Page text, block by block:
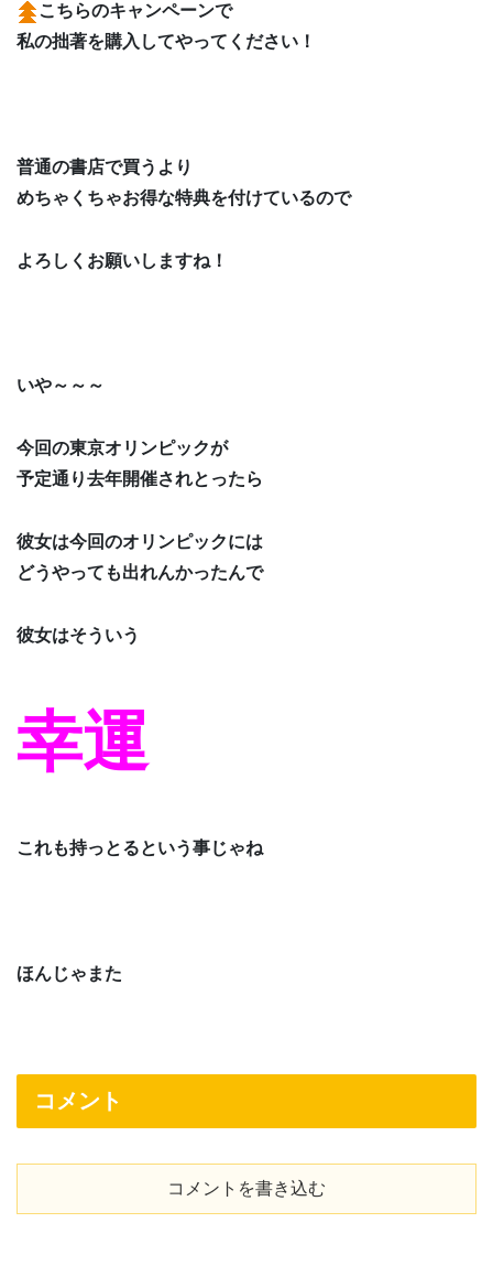
こちらのキャンペーンで
私の拙著を購入してやってください！
普通の書店で買うより
めちゃくちゃお得な特典を付けているので
よろしくお願いしますね！
いや～～～
今回の東京オリンピックが
予定通り去年開催されとったら
彼女は今回のオリンピックには
どうやっても出れんかったんで
彼女はそういう
幸運
これも持っとるという事じゃね
ほんじゃまた
コメント
コメントを書き込む